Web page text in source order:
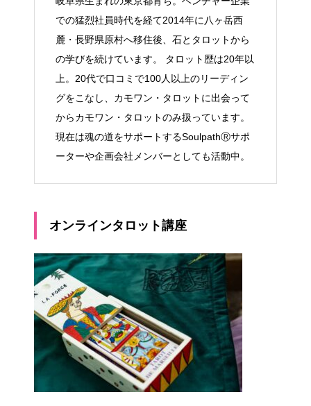
での猛烈社員時代を経て2014年に八ヶ岳西
麓・長野県原村へ移住後、石とタロットから
の学びを続けています。 タロット歴は20年以
上。20代で口コミで100人以上のリーディン
グをこなし、カモワン・タロットに出会って
からカモワン・タロットのみ扱っています。
現在は魂の道をサポートするSoulpathⓇサポ
ーターや企画会社メンバーとしても活動中。
オンラインタロット講座